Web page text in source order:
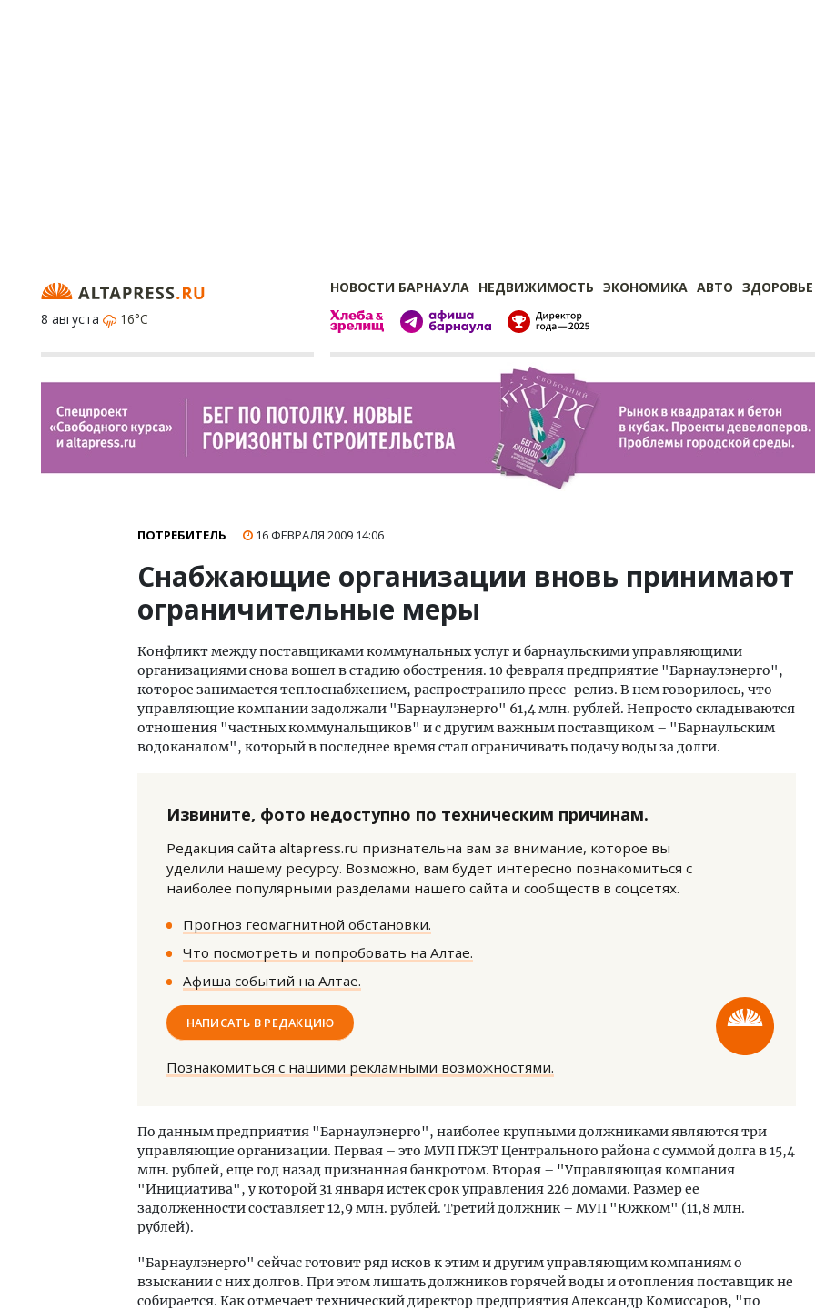
НОВОСТИ БАРНАУЛА НЕДВИЖИМОСТЬ ЭКОНОМИКА АВТО ЗДОРОВЬЕ
8 августа
16°C
ПОТРЕБИТЕЛЬ 16 ФЕВРАЛЯ 2009 14:06
Снабжающие организации вновь принимают
ограничительные меры
Конфликт между поставщиками коммунальных услуг и барнаульскими управляющими
организациями снова вошел в стадию обострения. 10 февраля предприятие "Барнаулэнерго",
которое занимается теплоснабжением, распространило пресс-релиз. В нем говорилось, что
управляющие компании задолжали "Барнаулэнерго" 61,4 млн. рублей. Непросто складываются
отношения "частных коммунальщиков" и с другим важным поставщиком – "Барнаульским
водоканалом", который в последнее время стал ограничивать подачу воды за долги.
Извините, фото недоступно по техническим причинам.
Редакция сайта altapress.ru признательна вам за внимание, которое вы
уделили нашему ресурсу. Возможно, вам будет интересно познакомиться с
наиболее популярными разделами нашего сайта и сообществ в соцсетях.
Прогноз геомагнитной обстановки.
Что посмотреть и попробовать на Алтае.
Афиша событий на Алтае.
НАПИСАТЬ В РЕДАКЦИЮ
Познакомиться с нашими рекламными возможностями.
По данным предприятия "Барнаулэнерго", наиболее крупными должниками являются три
управляющие организации. Первая – это МУП ПЖЭТ Центрального района с суммой долга в 15,4
млн. рублей, еще год назад признанная банкротом. Вторая – "Управляющая компания
"Инициатива", у которой 31 января истек срок управления 226 домами. Размер ее
задолженности составляет 12,9 млн. рублей. Третий должник – МУП "Южком" (11,8 млн.
рублей).
"Барнаулэнерго" сейчас готовит ряд исков к этим и другим управляющим компаниям о
взыскании с них долгов. При этом лишать должников горячей воды и отопления поставщик не
собирается. Как отмечает технический директор предприятия Александр Комиссаров, "по
Смелость архитектурных идей.
плитами становится
стандартом
СТРОИТЕЛЬСТВО